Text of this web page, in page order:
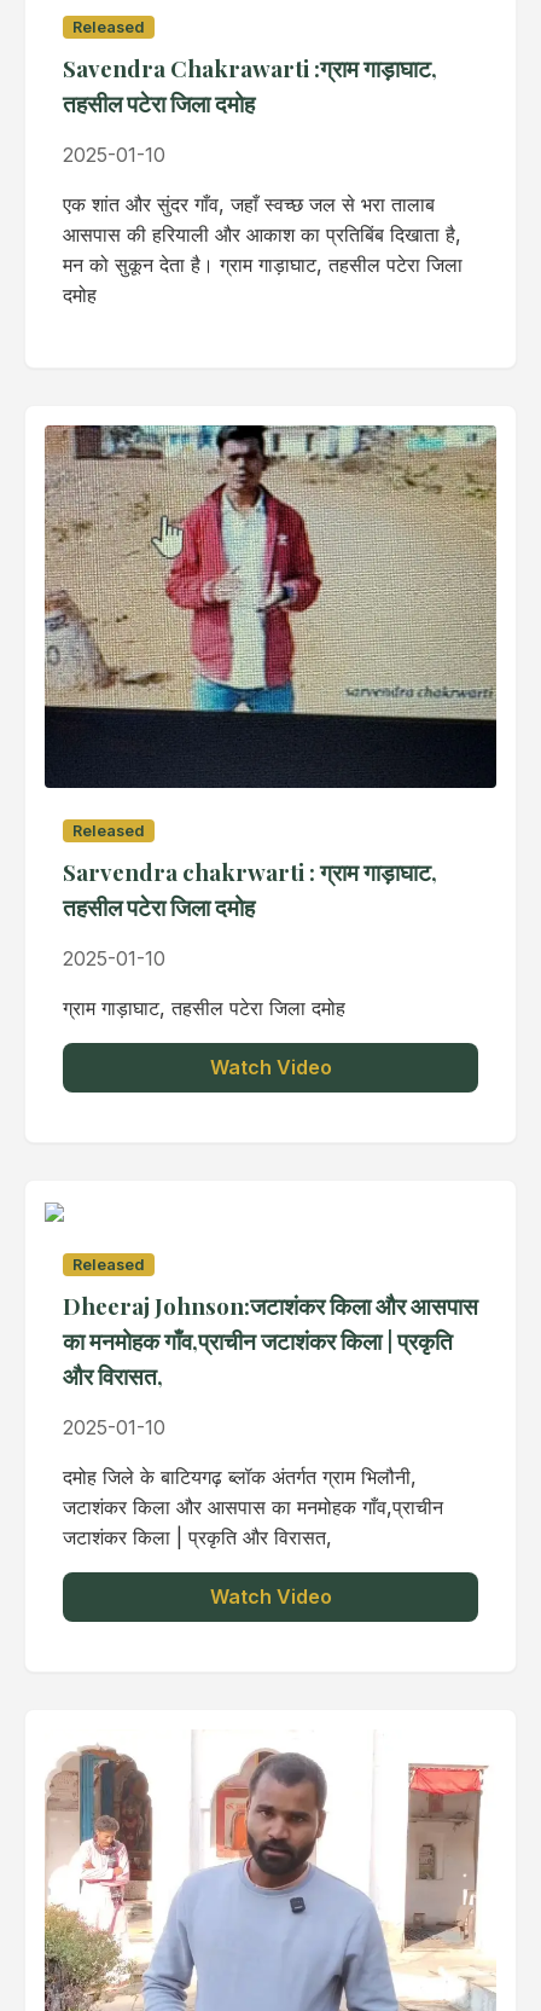
Released
Savendra Chakrawarti :ग्राम गाड़ाघाट,
तहसील पटेरा जिला दमोह
2025-01-10
एक शांत और सुंदर गाँव, जहाँ स्वच्छ जल से भरा तालाब
आसपास की हरियाली और आकाश का प्रतिबिंब दिखाता है,
मन को सुकून देता है। ग्राम गाड़ाघाट, तहसील पटेरा जिला
दमोह
Released
Sarvendra chakrwarti : ग्राम गाड़ाघाट,
तहसील पटेरा जिला दमोह
2025-01-10
ग्राम गाड़ाघाट, तहसील पटेरा जिला दमोह
Watch Video
Released
Dheeraj Johnson:जटाशंकर किला और आसपास
का मनमोहक गाँव,प्राचीन जटाशंकर किला | प्रकृति
और विरासत,
2025-01-10
दमोह जिले के बाटियगढ़ ब्लॉक अंतर्गत ग्राम भिलौनी,
जटाशंकर किला और आसपास का मनमोहक गाँव,प्राचीन
जटाशंकर किला | प्रकृति और विरासत,
Watch Video